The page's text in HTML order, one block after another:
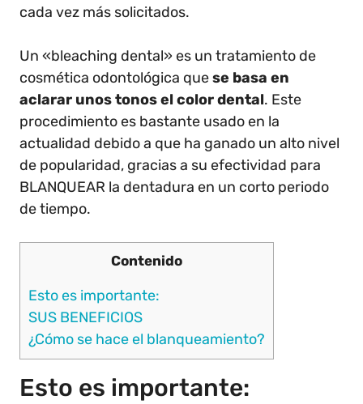
cada vez más solicitados.
Un «bleaching dental» es un tratamiento de
cosmética odontológica quese basa en
aclarar unos tonos el color dental. Este
procedimiento es bastante usado en la
actualidad debido a que ha ganado un alto nivel
de popularidad, gracias a su efectividad para
BLANQUEAR la dentadura en un corto periodo
de tiempo.
Contenido
Esto es importante:
SUS BENEFICIOS
¿Cómo se hace el blanqueamiento?
Esto es importante: